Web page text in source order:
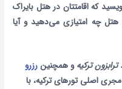
که اقامتتان در هتل بایراک
چه امتیازی می‌دهید و آیا
ترکیهو همچنینرزرو
اصلی تورهای ترکیه، با